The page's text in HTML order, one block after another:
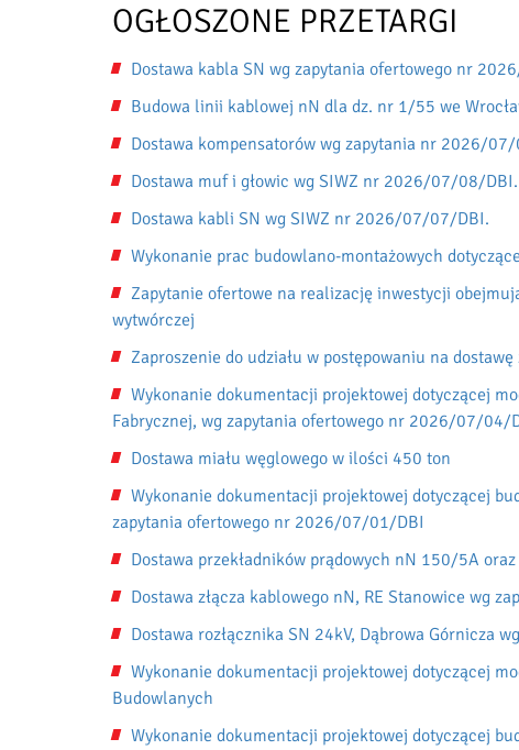
OGŁOSZONE PRZETARGI
Dostawa kabla SN wg zapytania ofertowego nr
Budowa linii kablowej nN dla dz. nr 1/55 we
Dostawa kompensatorów wg zapytania nr 2026/
Dostawa muf i głowic wg SIWZ nr 2026/07/08/DBI.
Dostawa kabli SN wg SIWZ nr 2026/07/07/DBI.
Wykonanie prac budowlano-montażowych
Zapytanie ofertowe na realizację inwestycji
wytwórczej
Zaproszenie do udziału w postępowaniu na
Wykonanie dokumentacji projektowej dotyczącej
Fabrycznej, wg zapytania ofertowego nr 2026/07/04/
Dostawa miału węglowego w ilości 450 ton
Wykonanie dokumentacji projektowej dotyczącej
zapytania ofertowego nr 2026/07/01/DBI
Dostawa przekładników prądowych nN 150/5A
Dostawa złącza kablowego nN, RE Stanowice wg
Dostawa rozłącznika SN 24kV, Dąbrowa Górnicza
Wykonanie dokumentacji projektowej dotyczącej
Budowlanych
Wykonanie dokumentacji projektowej dotyczącej